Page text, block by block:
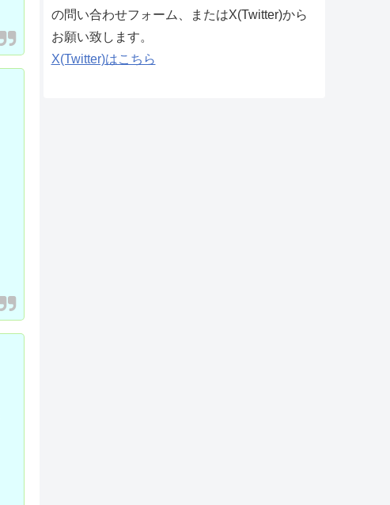
の問い合わせフォーム、またはX(Twitter)から
お願い致します。
X(Twitter)はこちら